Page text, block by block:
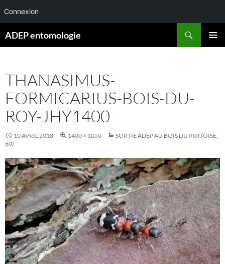
Connexion
auADEP entomologie
THANASIMUS-
FORMICARIUS-BOIS-DU-
ROY-JHY1400
10 AVRIL 2018 1400 × 1050
SORTIE ADEP AU BOIS DU ROI (OISE,
60)